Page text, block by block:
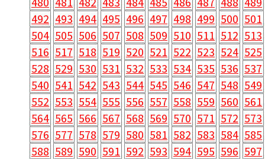
492 493 494 495 496 497 498 499 500 501
504 505 506 507 508 509 510 511 512 513
516 517 518 519 520 521 522 523 524 525
528 529 530 531 532 533 534 535 536 537
540 541 542 543 544 545 546 547 548 549
552 553 554 555 556 557 558 559 560 561
564 565 566 567 568 569 570 571 572 573
576 577 578 579 580 581 582 583 584 585
588 589 590 591 592 593 594 595 596 597